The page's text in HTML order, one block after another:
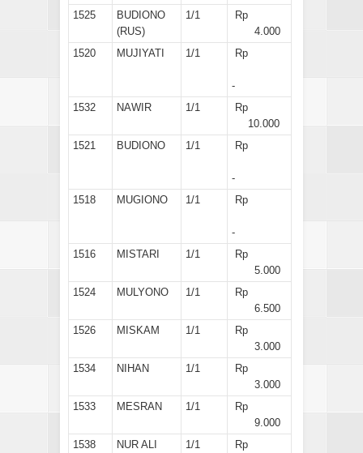
1525
BUDIONO
(RUS)
1/1
Rp
4.000
1520
MUJIYATI 1/1 Rp
-
1532
NAWIR 1/1
Rp
10.000
1521
BUDIONO 1/1 Rp
-
1518
MUGIONO 1/1 Rp
-
1516
MISTARI 1/1
Rp
5.000
1524
MULYONO 1/1
Rp
6.500
1526
MISKAM 1/1
Rp
3.000
1534
NIHAN 1/1
Rp
3.000
1533
MESRAN 1/1
Rp
9.000
1538
NUR ALI 1/1
Rp